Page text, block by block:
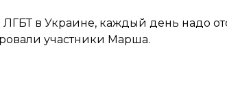
в Украине, каждый день надо
участники Марша.